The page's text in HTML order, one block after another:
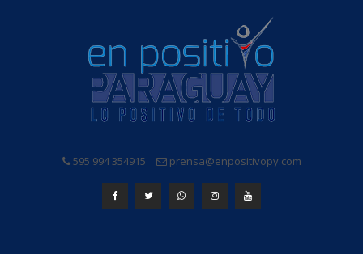
595 994 354915 prensa@enpositivopy.com